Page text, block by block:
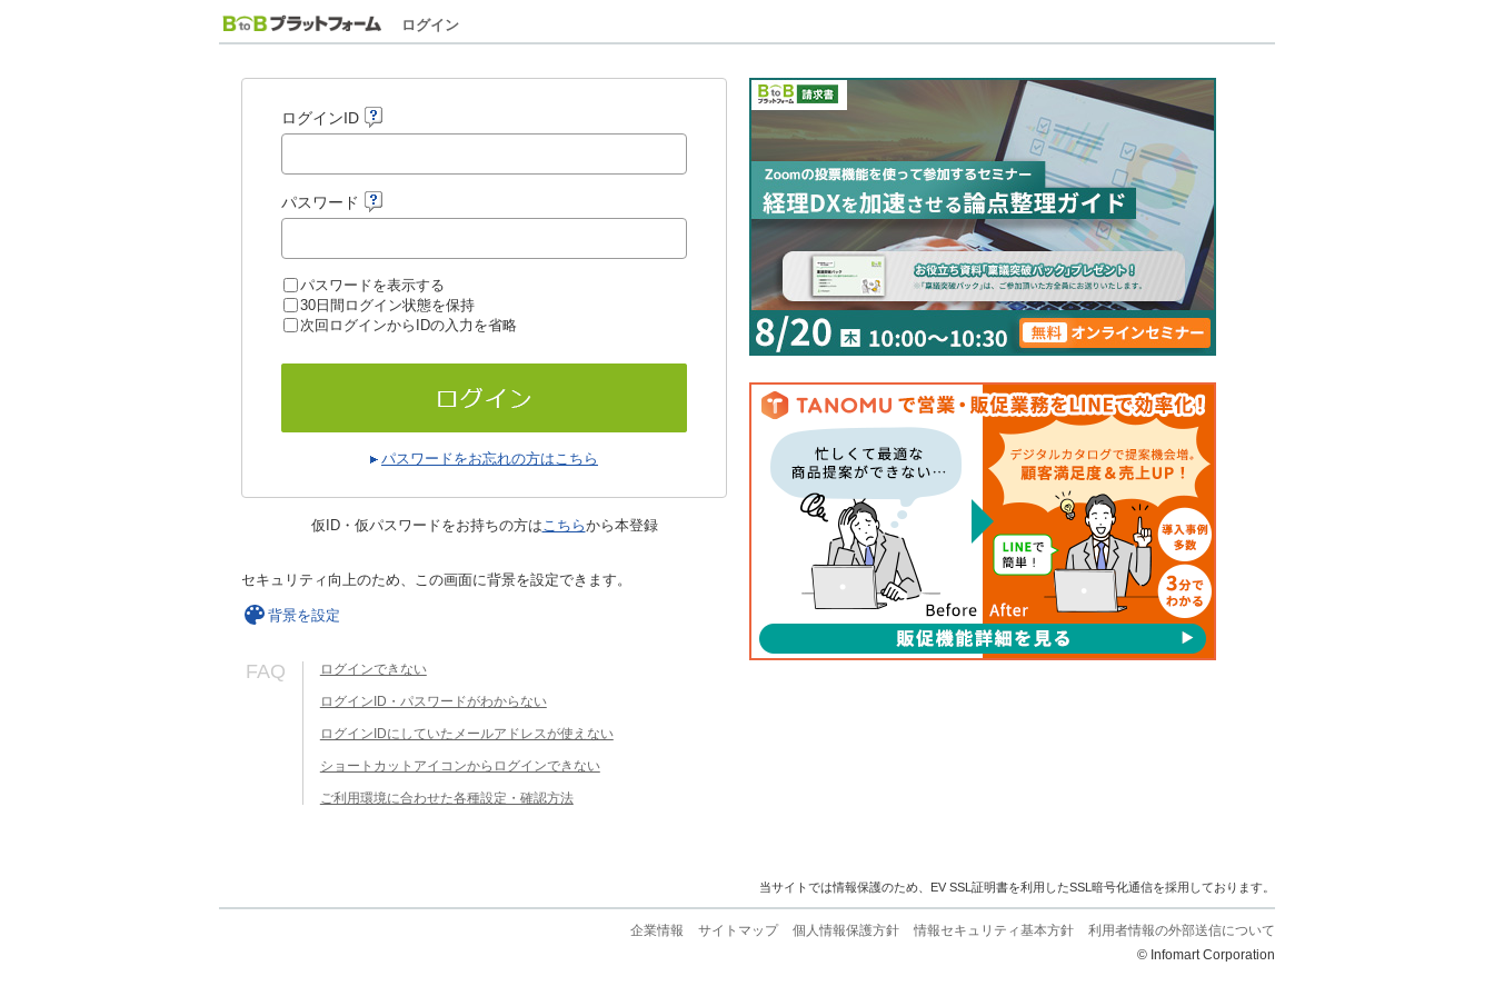
ログイン
ログインID
パスワード
パスワードを表示する
30日間ログイン状態を保持
次回ログインからIDの入力を省略
パスワードをお忘れの方はこちら
仮ID・仮パスワードをお持ちの方はこちらから本登録
セキュリティ向上のため、この画面に背景を設定できます。
背景を設定
FAQ ログインできない
ログインID・パスワードがわからない
ログインIDにしていたメールアドレスが使えない
ショートカットアイコンからログインできない
ご利用環境に合わせた各種設定・確認方法
当サイトでは情報保護のため、EV SSL証明書を利用したSSL暗号化通信を採用しております。
企業情報 サイトマップ 個人情報保護方針 情報セキュリティ基本方針
利用者情報の外部送信について
© Infomart Corporation